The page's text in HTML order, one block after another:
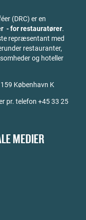
(DRC) er en
- for restauratører.
repræsentant med
restauranter,
og hoteller
København K
pr. telefon +45 33 25
MEDIER